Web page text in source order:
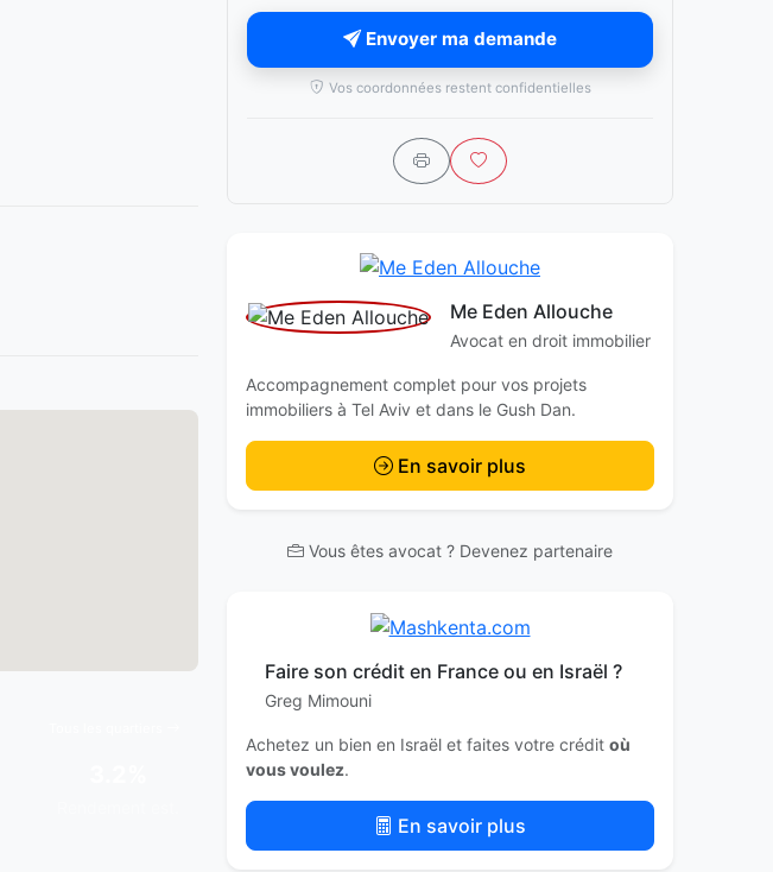
Envoyer ma demande
Vos coordonnées restent confidentielles
Me Eden Allouche
Avocat en droit immobilier
Accompagnement complet pour vos projets
immobiliers à Tel Aviv et dans le Gush Dan.
En savoir plus
Vous êtes avocat ? Devenez partenaire
Faire son crédit en France ou en Israël ?
Greg Mimouni
Achetez un bien en Israël et faites votre crédit où
vous voulez.
En savoir plus